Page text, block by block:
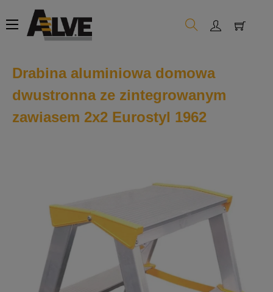
Toggle
navigation
☰
Drabina aluminiowa domowa
dwustronna ze zintegrowanym
zawiasem 2x2 Eurostyl 1962